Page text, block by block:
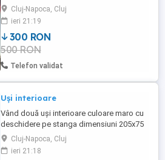
rafturi deschise și două dulapuri cu uși,
oferind spațiu generos de depozitare.
Este prevăzută cu picioare metalice și
mânere cromate, potrivita pentru living, hol
sau birou.
Cluj-Napoca, Cluj
ieri 21:19
300 RON
500 RON
Telefon validat
Uși interioare
Vând două uși interioare culoare maro cu
deschidere pe stanga dimensiuni 205x75
baie205x85 camera sânt an stare buna
Cluj-Napoca, Cluj
ieri 21:18